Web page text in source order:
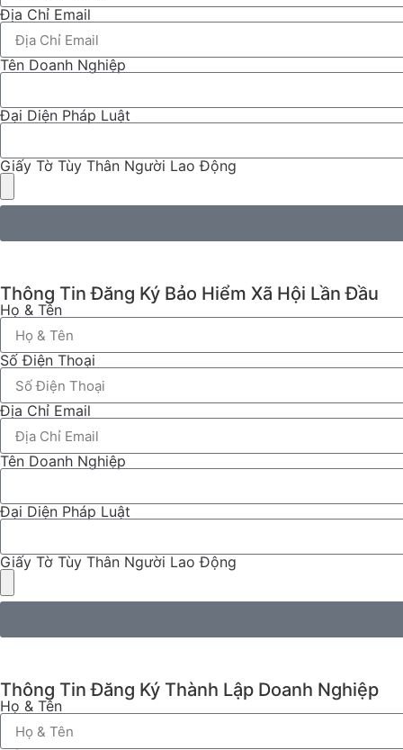
Địa Chỉ Email
Tên Doanh Nghiệp
Đại Diện Pháp Luật
Giấy Tờ Tùy Thân Người Lao Động
Thông Tin Đăng Ký Bảo Hiểm Xã Hội Lần Đầu
Họ & Tên
Số Điện Thoại
Địa Chỉ Email
Tên Doanh Nghiệp
Đại Diện Pháp Luật
Giấy Tờ Tùy Thân Người Lao Động
Thông Tin Đăng Ký Thành Lập Doanh Nghiệp
Họ & Tên